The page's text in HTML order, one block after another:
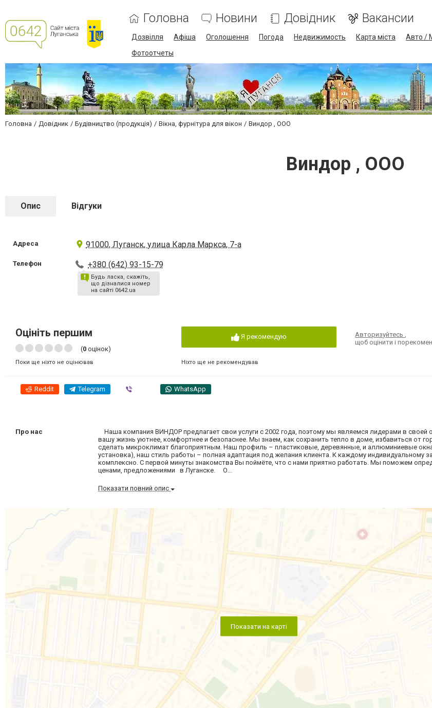
Головна Новини Довідник Вакансии
Дозвілля Афіша Оголошення Погода Недвижимость Карта міста Авто /
Фотоотчеты
Головна Довідник Будівництво (продукція) Вікна, фурнітура для вікон Виндор , ООО
Виндор , ООО
Опис Відгуки
Адреса 91000, Луганск, улица Карла Маркса, 7-а
Телефон +380 (642) 93-15-79
Будь ласка, скажіть,
що дізналися номер
на сайті 0642.ua
Оцініть першим
(0 оцінок)
Поки ще ніхто не оцінював
Я рекомендую
Ніхто ще не рекомендував
Авторизуйтесь,
щоб оцінити і
Reddit Telegram WhatsApp
Про нас
Наша компания ВИНДОР предлагает свои услуги с 2002 года, поэтому мы являемся лидерами в своей
вашу жизнь уютнее, комфортнее и безопаснее. Мы знаем, как сохранить тепло в доме, избавиться от
сделать микроклимат благоприятным. Наш профиль – пластиковые, деревянные, и аллюминиевые
установка), наш стиль работы – полная адаптация под желания клиента. К каждому индивидуальному
комплексно. С первой минуты знакомства Вы поймёте, что с нами приятно работать. Мы поможем
ценами, предложениями в Луганске. О...
Показати повний опис
Показати на карті